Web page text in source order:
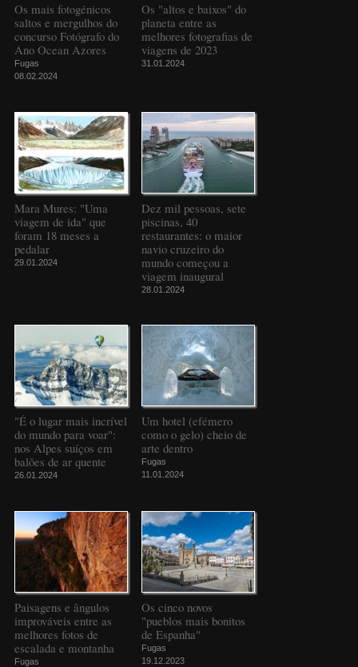
Os mais fotogénicos
saltos e mergulhos do
concurso Fotógrafo do
Ano Ocean Azores
Fugas
08.02.2024
Os "altos e baixos" do
planeta entre as
melhores fotografias de
viagens de 2023
31.01.2024
Mara Mures: "Uma
viagem de ida" que
foram 18 meses a
pedalar
29.01.2024
Dez mil pessoas, sete
piscinas, 40
restaurantes: o maior
navio cruzeiro do
mundo começou a
viagem inaugural
28.01.2024
"É o lugar mais incrível
do mundo para voar":
nos Alpes suíços em
balões de ar quente
26.01.2024
Um hotel (efémero
como o gelo) cheio de
arte dentro
Fugas
11.01.2024
Paisagens e ângulos
improváveis entre as
melhores fotos de
escalada e montanha
Fugas
Os cinco novos
"pueblos mais bonitos
de Espanha"
Fugas
19.12.2023